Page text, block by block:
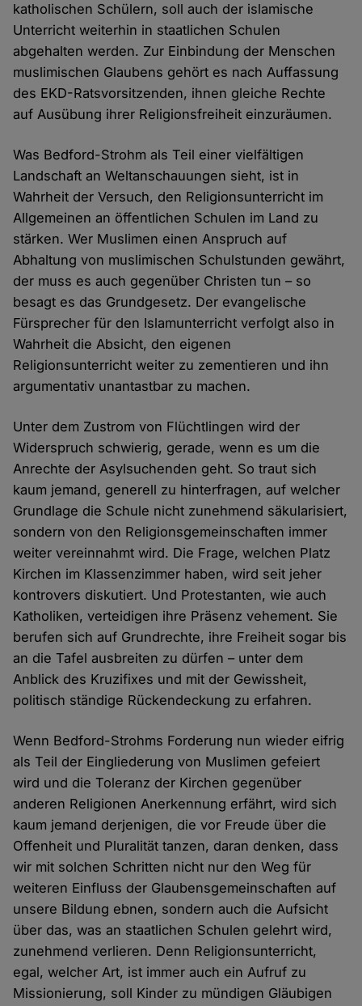
katholischen Schülern, soll auch der islamische
Unterricht weiterhin in staatlichen Schulen
abgehalten werden. Zur Einbindung der Menschen
muslimischen Glaubens gehört es nach Auffassung
des EKD-Ratsvorsitzenden, ihnen gleiche Rechte
auf Ausübung ihrer Religionsfreiheit einzuräumen.
Was Bedford-Strohm als Teil einer vielfältigen
Landschaft an Weltanschauungen sieht, ist in
Wahrheit der Versuch, den Religionsunterricht im
Allgemeinen an öffentlichen Schulen im Land zu
stärken. Wer Muslimen einen Anspruch auf
Abhaltung von muslimischen Schulstunden gewährt,
der muss es auch gegenüber Christen tun – so
besagt es das Grundgesetz. Der evangelische
Fürsprecher für den Islamunterricht verfolgt also in
Wahrheit die Absicht, den eigenen
Religionsunterricht weiter zu zementieren und ihn
argumentativ unantastbar zu machen.
Unter dem Zustrom von Flüchtlingen wird der
Widerspruch schwierig, gerade, wenn es um die
Anrechte der Asylsuchenden geht. So traut sich
kaum jemand, generell zu hinterfragen, auf welcher
Grundlage die Schule nicht zunehmend säkularisiert,
sondern von den Religionsgemeinschaften immer
weiter vereinnahmt wird. Die Frage, welchen Platz
Kirchen im Klassenzimmer haben, wird seit jeher
kontrovers diskutiert. Und Protestanten, wie auch
Katholiken, verteidigen ihre Präsenz vehement. Sie
berufen sich auf Grundrechte, ihre Freiheit sogar bis
an die Tafel ausbreiten zu dürfen – unter dem
Anblick des Kruzifixes und mit der Gewissheit,
politisch ständige Rückendeckung zu erfahren.
Wenn Bedford-Strohms Forderung nun wieder eifrig
als Teil der Eingliederung von Muslimen gefeiert
wird und die Toleranz der Kirchen gegenüber
anderen Religionen Anerkennung erfährt, wird sich
kaum jemand derjenigen, die vor Freude über die
Offenheit und Pluralität tanzen, daran denken, dass
wir mit solchen Schritten nicht nur den Weg für
weiteren Einfluss der Glaubensgemeinschaften auf
unsere Bildung ebnen, sondern auch die Aufsicht
über das, was an staatlichen Schulen gelehrt wird,
zunehmend verlieren. Denn Religionsunterricht,
egal, welcher Art, ist immer auch ein Aufruf zu
Missionierung, soll Kinder zu mündigen Gläubigen